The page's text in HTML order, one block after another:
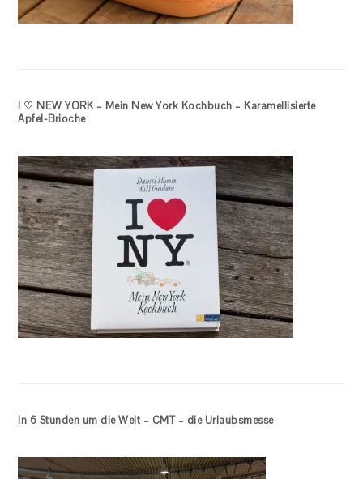
I ♡ NEW YORK – Mein New York Kochbuch – Karamellisierte
Apfel-Brioche
In 6 Stunden um die Welt – CMT – die Urlaubsmesse